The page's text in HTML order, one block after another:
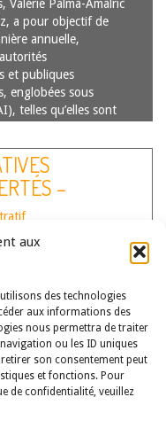
aux
des technologies
aux informations des
nous permettra de traiter
ou les ID uniques
son consentement peut
et fonctions. Pour
de confidentialité, veuillez
Valérie Palma-Amalric
a pour objectif de
annuelle,
et publiques
englobées sous
telles qu’elles sont
–
a pour objectif de
annuelle,
indépendantes (AAI),
listées dans la loi n°
janvier 2017 portant
autorités